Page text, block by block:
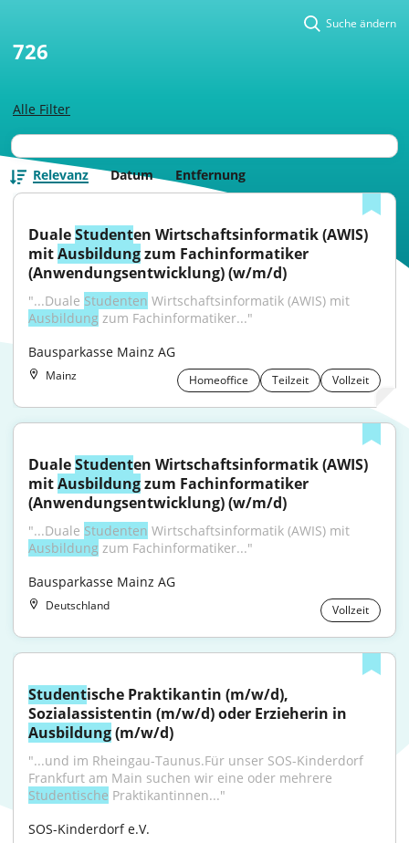
Alle Filter
Suche ändern
726
Relevanz Datum Entfernung
Duale Studenten Wirtschaftsinformatik (AWIS)
mit Ausbildung zum Fachinformatiker
(Anwendungsentwicklung) (w/m/d)
"...Duale Studenten
Ausbildung zum Fachinformatiker..."
Bausparkasse Mainz AG
Mainz Homeoffice Teilzeit Vollzeit
Duale Studenten Wirtschaftsinformatik (AWIS)
mit Ausbildung zum Fachinformatiker
(Anwendungsentwicklung) (w/m/d)
"...Duale Studenten
Ausbildung zum Fachinformatiker..."
Bausparkasse Mainz AG
Deutschland Vollzeit
Studentische Praktikantin (m/w/d),
Ausbildung (m/w/d)
"...und im Rheingau-Taunus.Für unser SOS-Kinderdorf
Studentische Praktikantinnen..."
SOS-Kinderdorf e.V.